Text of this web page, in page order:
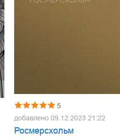
5
добавлено 09.12.2023 21:22
Росмерcхольм